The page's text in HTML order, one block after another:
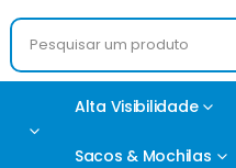
Alta Visibilidade
Sacos & Mochilas